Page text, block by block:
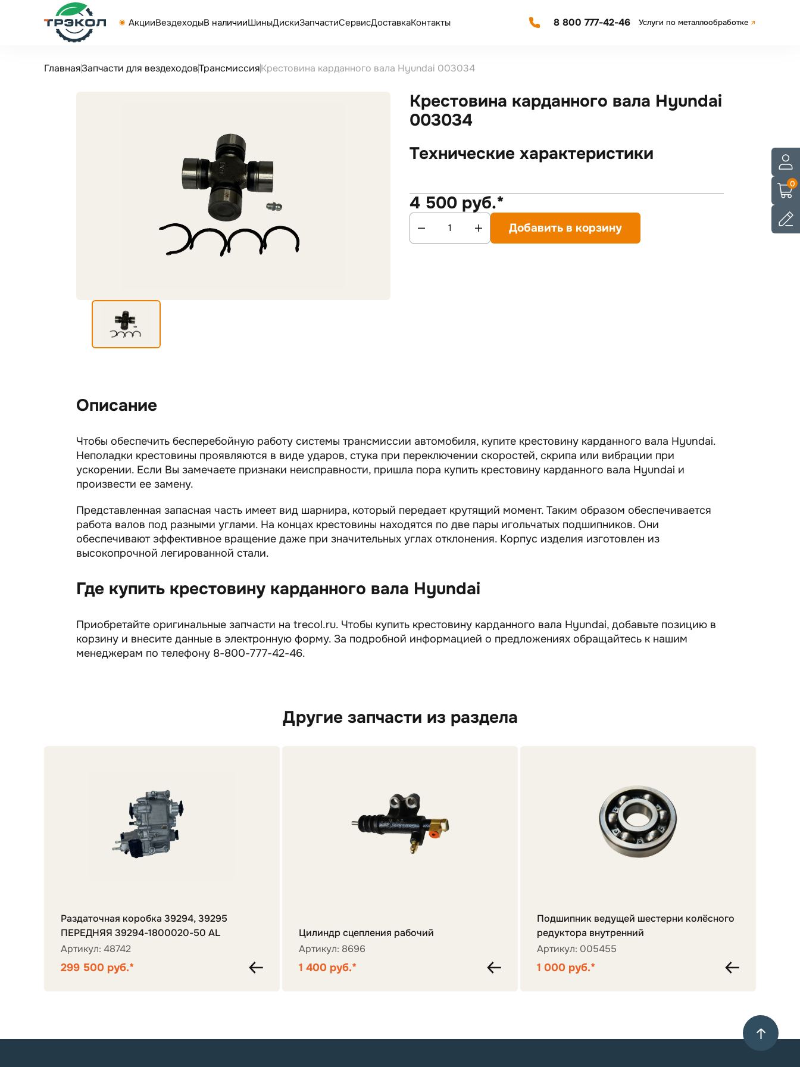
АкцииВездеходыВ наличииШиныДискиЗапчастиСервисДоставкаКонтакты 8 800 777-42-46 Услуги по металлообработке
0
ГлавнаяЗапчасти для вездеходовТрансмиссияКрестовина карданного вала Hyundai 003034
Крестовина карданного вала Hyundai
003034
Технические характеристики
4 500 руб.*
Добавить в корзину
Описание
Чтобы обеспечить бесперебойную работу системы трансмиссии автомобиля, купите крестовину карданного вала Hyundai.
Неполадки крестовины проявляются в виде ударов, стука при переключении скоростей, скрипа или вибрации при
ускорении. Если Вы замечаете признаки неисправности, пришла пора купить крестовину карданного вала Hyundai и
произвести ее замену.
Представленная запасная часть имеет вид шарнира, который передает крутящий момент. Таким образом обеспечивается
работа валов под разными углами. На концах крестовины находятся по две пары игольчатых подшипников. Они
обеспечивают эффективное вращение даже при значительных углах отклонения. Корпус изделия изготовлен из
высокопрочной легированной стали.
Где купить крестовину карданного вала Hyundai
Приобретайте оригинальные запчасти на trecol.ru. Чтобы купить крестовину карданного вала Hyundai, добавьте позицию в
корзину и внесите данные в электронную форму. За подробной информацией о предложениях обращайтесь к нашим
менеджерам по телефону 8-800-777-42-46.
Другие запчасти из раздела
Раздаточная коробка 39294, 39295
ПЕРЕДНЯЯ 39294-1800020-50 AL
Артикул: 48742
299 500 руб.*
Цилиндр сцепления рабочий
Артикул: 8696
1 400 руб.*
Подшипник ведущей шестерни колёсного
редуктора внутренний
Артикул: 005455
1 000 руб.*